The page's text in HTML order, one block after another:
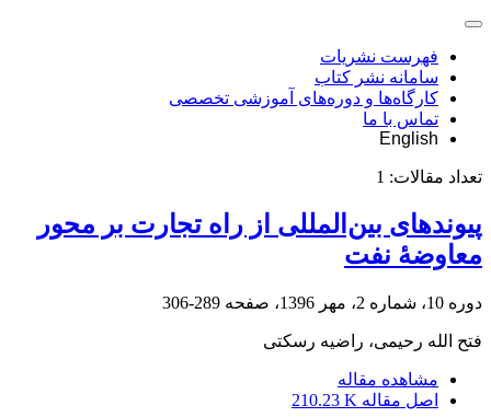
فهرست نشریات
سامانه نشر کتاب
کارگاه‌ها و دوره‌های آموزشی تخصصی
تماس با ما
English
تعداد مقالات: 1
پیوندهای بین‌المللی از راه تجارت بر محور
معاوضۀ نفت
دوره 10، شماره 2، مهر 1396، صفحه 289-306
فتح الله رحیمی، راضیه رسکتی
مشاهده مقاله
اصل مقاله 210.23 K